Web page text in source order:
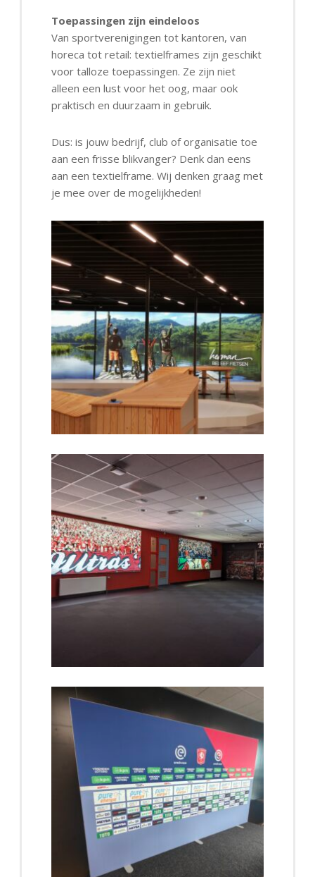
Toepassingen zijn eindeloos
Van sportverenigingen tot kantoren, van
horeca tot retail: textielframes zijn geschikt
voor talloze toepassingen. Ze zijn niet
alleen een lust voor het oog, maar ook
praktisch en duurzaam in gebruik.
Dus: is jouw bedrijf, club of organisatie toe
aan een frisse blikvanger? Denk dan eens
aan een textielframe. Wij denken graag met
je mee over de mogelijkheden!